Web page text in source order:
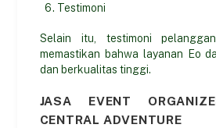
Testimoni
Selain itu, testimoni
memastikan bahwa layanan Eo
dan berkualitas tinggi.
JASA EVENT
CENTRAL ADVENTURE